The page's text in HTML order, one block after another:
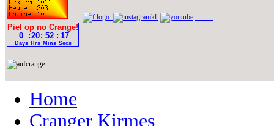
Home
Cranger Kirmes